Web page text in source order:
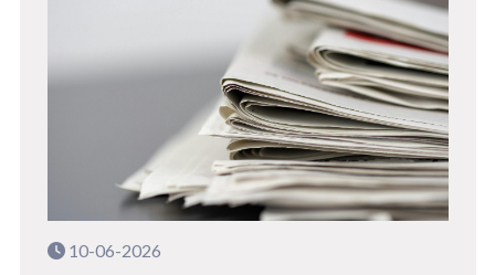
10-06-2026